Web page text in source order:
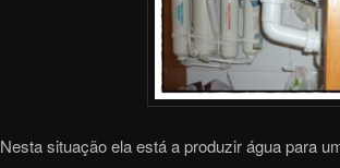
Nesta situação ela está a produzir água para